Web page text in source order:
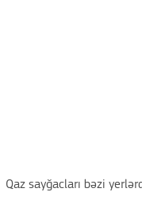
Qaz sayğacları bəzi